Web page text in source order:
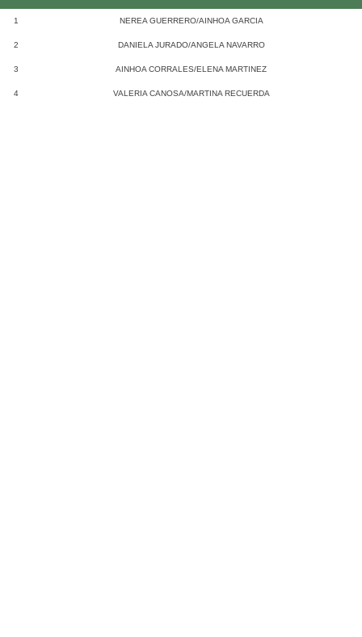
1 NEREA GUERRERO/AINHOA GARCIA
2 DANIELA JURADO/ANGELA NAVARRO
3 AINHOA CORRALES/ELENA MARTINEZ
4 VALERIA CANOSA/MARTINA RECUERDA